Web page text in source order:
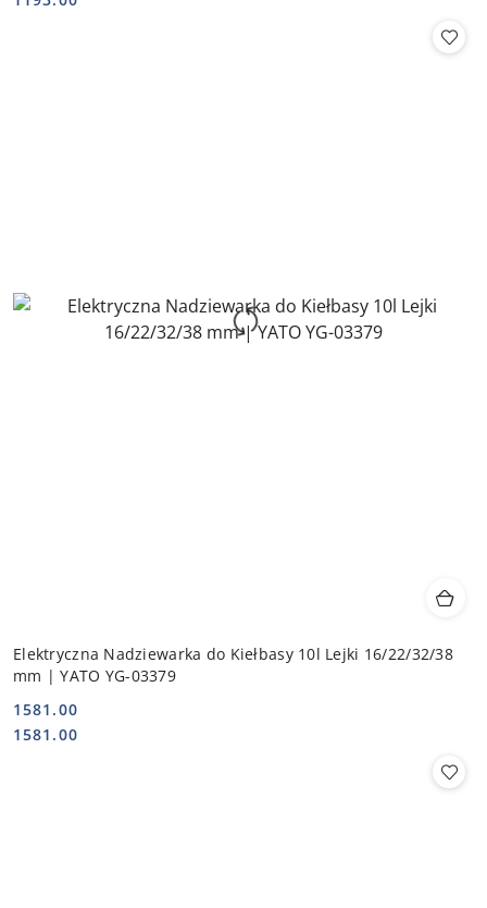
Elektryczna Nadziewarka do Kiełbasy 10l Lejki 16/22/32/38
mm | YATO YG-03379
Cena:
1581.00
Cena:
1581.00